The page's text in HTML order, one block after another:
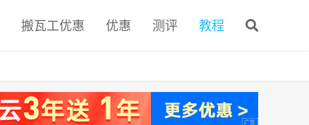
搬瓦工优惠 优惠 测评 教程